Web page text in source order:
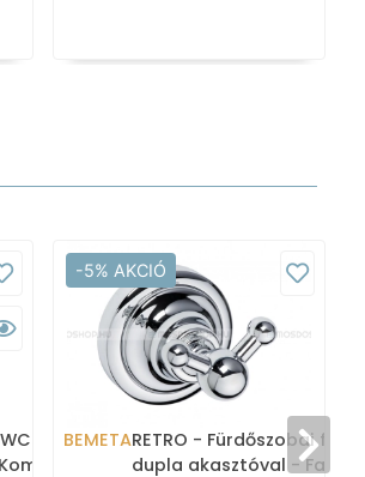
WC tartály
WC
-5% AKCIÓ
BEMETARETRO - Fürdőszobai
dupla akasztóval - Falra